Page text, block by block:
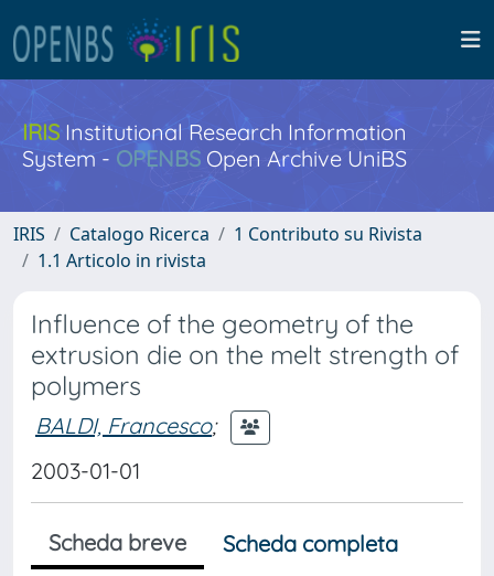
IRISInstitutional Research Information
System - OPENBS Open Archive UniBS
IRIS Catalogo Ricerca
1 Contributo su Rivista
1.1 Articolo in rivista
Influence of the geometry of the
extrusion die on the melt strength of
polymers
BALDI, Francesco;
2003-01-01
Scheda breve
Scheda completa